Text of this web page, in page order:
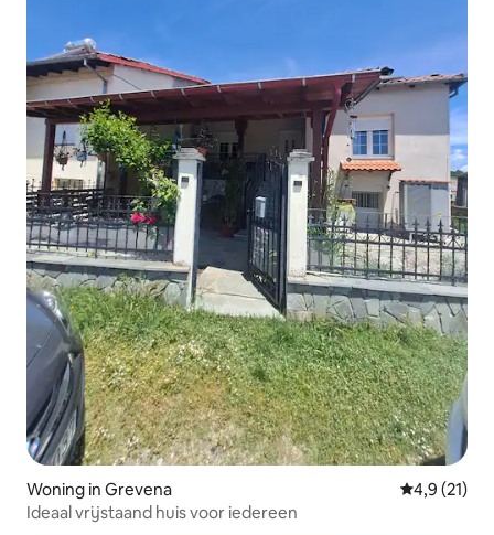
Woning in Grevena
4,9 (21)
Ideaal vrijstaand huis voor iedereen